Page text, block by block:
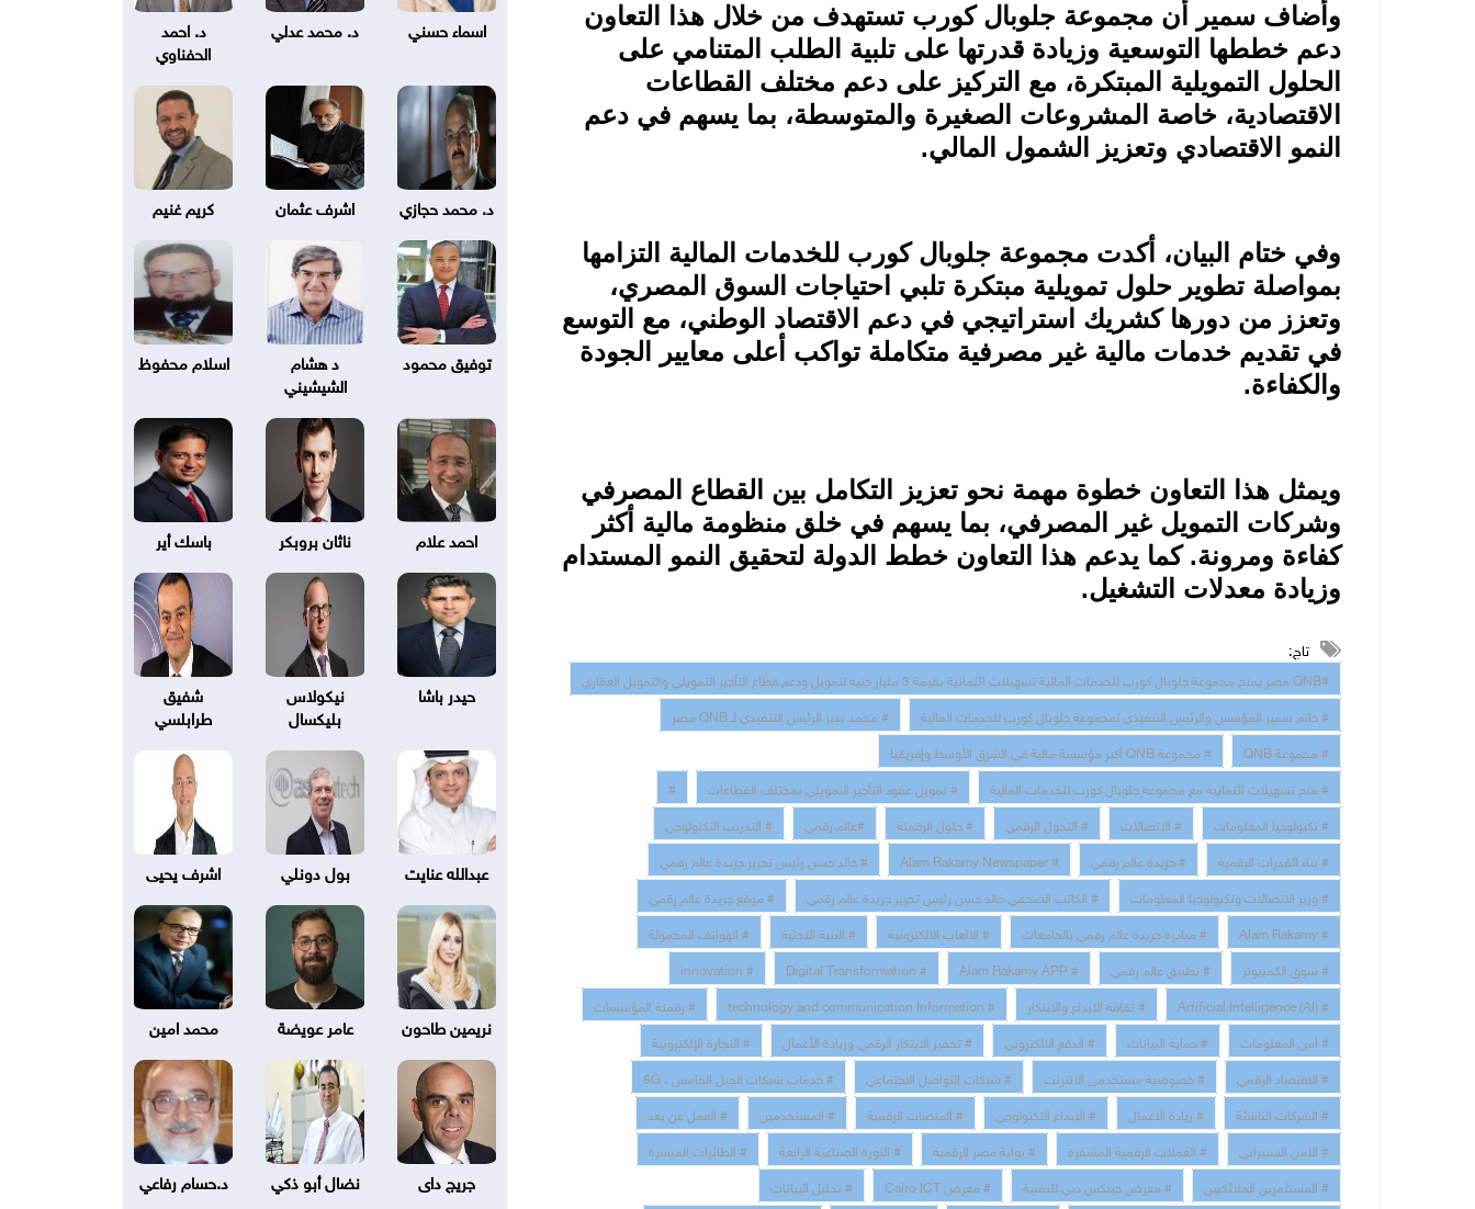
وأضاف سمير أن مجموعة جلوبال كورب تستهدف من خلال هذا التعاون
دعم خططها التوسعية وزيادة قدرتها على تلبية الطلب المتنامي على
الحلول التمويلية المبتكرة، مع التركيز على دعم مختلف القطاعات
الاقتصادية، خاصة المشروعات الصغيرة والمتوسطة، بما يسهم في دعم
النمو الاقتصادي وتعزيز الشمول المالي.
وفي ختام البيان، أكدت مجموعة جلوبال كورب للخدمات المالية التزامها
بمواصلة تطوير حلول تمويلية مبتكرة تلبي احتياجات السوق المصري،
وتعزز من دورها كشريك استراتيجي في دعم الاقتصاد الوطني، مع التوسع
في تقديم خدمات مالية غير مصرفية متكاملة تواكب أعلى معايير الجودة
والكفاءة.
ويمثل هذا التعاون خطوة مهمة نحو تعزيز التكامل بين القطاع المصرفي
وشركات التمويل غير المصرفي، بما يسهم في خلق منظومة مالية أكثر
كفاءة ومرونة. كما يدعم هذا التعاون خطط الدولة لتحقيق النمو المستدام
وزيادة معدلات التشغيل.
تاج:
#QNB مصر يمنح مجموعة جلوبال كورب للخدمات المالية تسهيلات ائتمانية بقيمة 3 مليار جنيه لتمويل ودعم قطاع التأجير التمويلي والتمويل العقاري
# حاتم سمير المؤسس والرئيس التنفيذي لمجموعة جلوبال كورب للخدمات المالية
# محمد بدير الرئيس التنفيذي لـ QNB مصر
# مجموعة QNB
# مجموعة QNB أكبر مؤسسة مالية في الشرق الأوسط وإفريقيا
# منح تسهيلات ائتمانية مع مجموعة جلوبال كورب للخدمات المالية
# تمويل عقود التأجير التمويلي بمختلف القطاعات
#
# تكنولوجيا المعلومات
# الاتصالات # التحول الرقمي # حلول الرقمنة #عالم رقمي
# التدريب التكنولوجي
# بناء القدرات الرقمية
# جريدة عالم رقمي # Alam Rakamy Newspaper
# خالد حسن رئيس تحرير جريدة عالم رقمي
# وزير الاتصالات وتكنولوجيا المعلومات
# الكاتب الصحفي خالد حسن رئيس تحرير جريدة عالم رقمي
# موقع جريدة عالم رقمي
# Alam Rakamy
# مبادرة جريدة عالم رقمي بالجامعات # الالعاب الالكترونية # البنية التحتية
# الهواتف المحمولة
# سوق الكمبيوتر
# تطبيق عالم رقمي # Alam Rakamy APP
# Digital Transformation
# innovation
# Artificial Intelligence (AI)
# ثقافة الابداع والابتكار # technology and communication Information
# رقمنة المؤسسات
# أمن المعلومات
# حماية البيانات # الدفع الالكتروني # تحفيز الابتكار الرقمي وريادة الأعمال
# التجارة الإلكترونية
# الاقتصاد الرقمي
# خصوصية مستخدمى الانترنت # شبكات التواصل الاجتماعي
# خدمات شبكات الجيل الخامس ، 5G
# الشركات الناشئة
# ريادة الاعمال # الابداع التكنولوجي # المنصات الرقمية # المستخدمين
# العمل عن بعد
# الامن السبيراني
# العملات الرقمية المشفرة # بوابة مصر الرقمية # الثورة الصناعية الرابعة
# الطائرات الميسرة
# المستثمرين الملائكيين
# معرض جيتكس دبي للتقنية # معرض Cairo ICT # تحليل البيانات
اسماء حسني د. محمد عدلي
د. احمد
الحفناوي
د. محمد حجازي اشرف عثمان كريم غنيم
توفيق محمود
د هشام
الشيشيني
اسلام محفوظ
احمد علام ناثان بروبكر باسك أير
حيدر باشا
نيكولاس
بليكسال
شفيق
طرابلسي
عبدالله عنايت بول دونلي اشرف يحيى
نريمين طاحون عامر عويضة محمد امين
جريج داى نضال أبو ذكي د.حسام رفاعي